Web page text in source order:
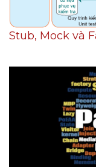
Stub, Mock và